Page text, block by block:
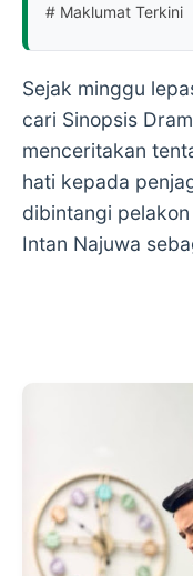
# Maklumat Terkini
Sejak minggu
cari Sinopsis
menceritakan
hati kepada
dibintangi
Intan Najuwa